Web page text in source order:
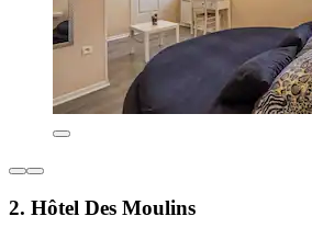
2. Hôtel Des Moulins